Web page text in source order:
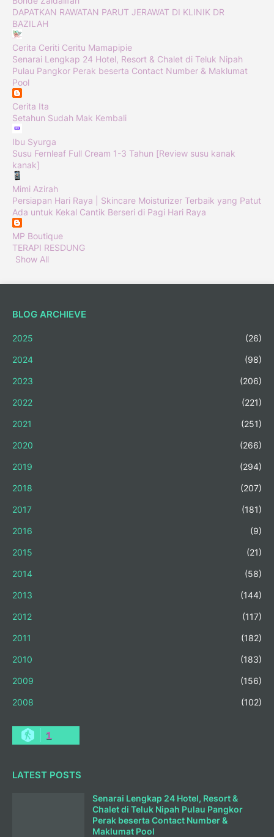
DAPATKAN RAWATAN PARUT JERAWAT DI KLINIK DR
BAZILAH
Cerita Ceriti Ceritu Mamapipie
Senarai Lengkap 24 Hotel, Resort & Chalet di Teluk Nipah
Pulau Pangkor Perak beserta Contact Number & Maklumat
Pool
Cerita Ita
Setahun Sudah Mak Kembali
Ibu Syurga
Susu Fernleaf Full Cream 1-3 Tahun [Review susu kanak
kanak]
Mimi Azirah
Persiapan Hari Raya | Skincare Moisturizer Terbaik yang Patut
Ada untuk Kekal Cantik Berseri di Pagi Hari Raya
MP Boutique
TERAPI RESDUNG
Show All
BLOG ARCHIEVE
2025 (26)
2024 (98)
2023 (206)
2022 (221)
2021 (251)
2020 (266)
2019 (294)
2018 (207)
2017 (181)
2016 (9)
2015 (21)
2014 (58)
2013 (144)
2012 (117)
2011 (182)
2010 (183)
2009 (156)
2008 (102)
1
LATEST POSTS
Senarai Lengkap 24 Hotel, Resort &
Chalet di Teluk Nipah Pulau Pangkor
Perak beserta Contact Number &
Maklumat Pool